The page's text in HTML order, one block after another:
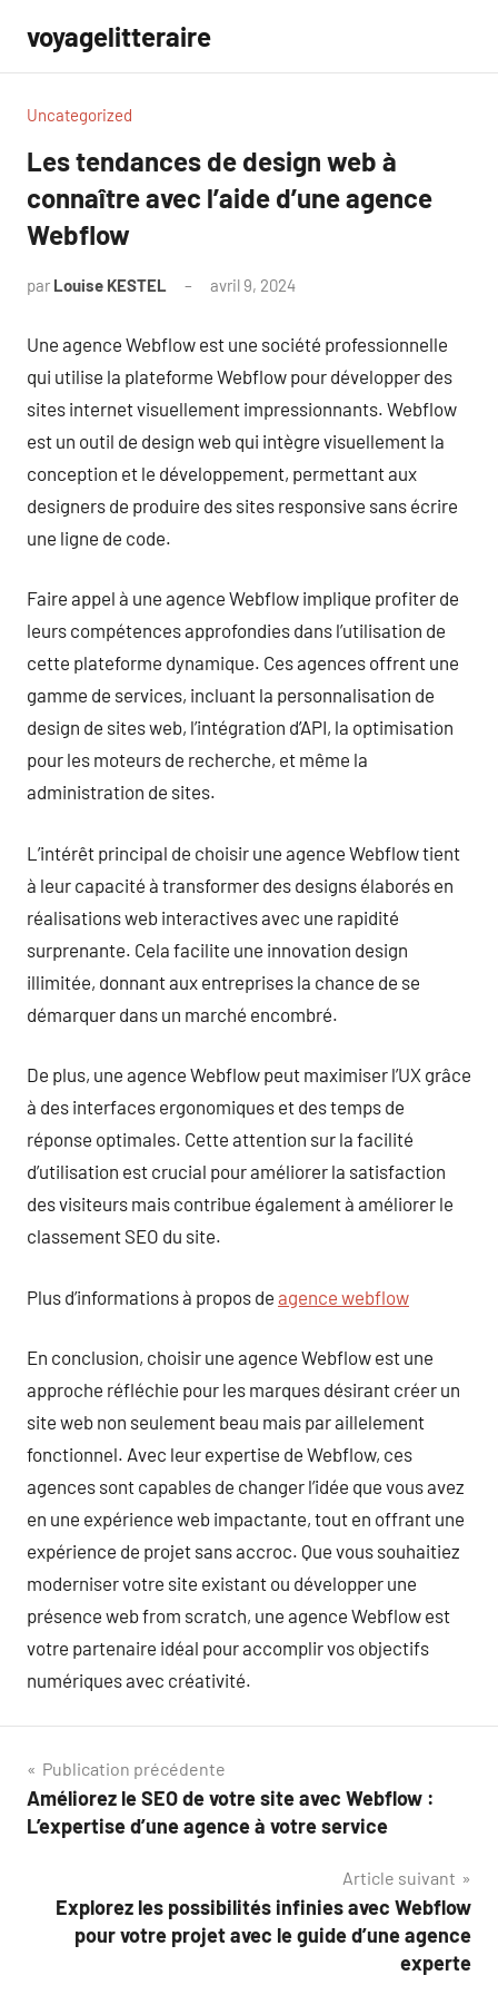
contenu
voyagelitteraire
Uncategorized
Les tendances de design web à
connaître avec l’aide d’une agence
Webflow
par Louise KESTEL avril 9, 2024
Une agence Webflow est une société professionnelle
qui utilise la plateforme Webflow pour développer des
sites internet visuellement impressionnants. Webflow
est un outil de design web qui intègre visuellement la
conception et le développement, permettant aux
designers de produire des sites responsive sans écrire
une ligne de code.
Faire appel à une agence Webflow implique profiter de
leurs compétences approfondies dans l’utilisation de
cette plateforme dynamique. Ces agences offrent une
gamme de services, incluant la personnalisation de
design de sites web, l’intégration d’API, la optimisation
pour les moteurs de recherche, et même la
administration de sites.
L’intérêt principal de choisir une agence Webflow tient
à leur capacité à transformer des designs élaborés en
réalisations web interactives avec une rapidité
surprenante. Cela facilite une innovation design
illimitée, donnant aux entreprises la chance de se
démarquer dans un marché encombré.
De plus, une agence Webflow peut maximiser l’UX grâce
à des interfaces ergonomiques et des temps de
réponse optimales. Cette attention sur la facilité
d’utilisation est crucial pour améliorer la satisfaction
des visiteurs mais contribue également à améliorer le
classement SEO du site.
Plus d’informations à propos de agence webflow
En conclusion, choisir une agence Webflow est une
approche réfléchie pour les marques désirant créer un
site web non seulement beau mais par aillelement
fonctionnel. Avec leur expertise de Webflow, ces
agences sont capables de changer l’idée que vous avez
en une expérience web impactante, tout en offrant une
expérience de projet sans accroc. Que vous souhaitiez
moderniser votre site existant ou développer une
présence web from scratch, une agence Webflow est
votre partenaire idéal pour accomplir vos objectifs
numériques avec créativité.
Navigation
de
Publication précédente
Améliorez le SEO de votre site avec Webflow :
L’expertise d’une agence à votre service
Article suivant
Explorez les possibilités infinies avec Webflow
pour votre projet avec le guide d’une agence
experte